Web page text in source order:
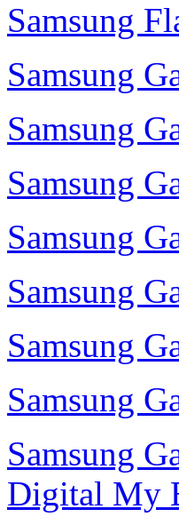
Samsung
Samsung
Samsung
Samsung
Samsung
Samsung
Samsung
Samsung
Samsung
Digital My